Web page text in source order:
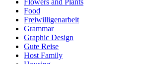
Flowers and Plants
Food
Freiwilligenarbeit
Grammar
Graphic Design
Gute Reise
Host Family